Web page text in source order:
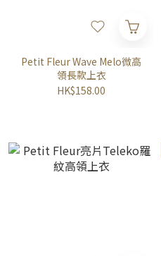
Petit Fleur Wave Melo微高
領長款上衣
HK$158.00